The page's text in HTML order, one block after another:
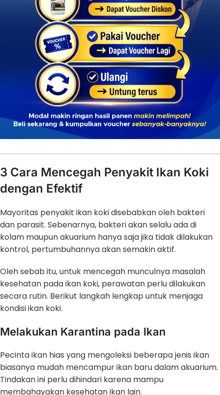
3 Cara Mencegah Penyakit Ikan Koki
dengan Efektif
Mayoritas penyakit ikan koki disebabkan oleh bakteri
dan parasit. Sebenarnya, bakteri akan selalu ada di
kolam maupun akuarium hanya saja jika tidak dilakukan
kontrol, pertumbuhannya akan semakin aktif.
Oleh sebab itu, untuk mencegah munculnya masalah
kesehatan pada ikan koki, perawatan perlu dilakukan
secara rutin. Berikut langkah lengkap untuk menjaga
kondisi ikan koki.
Melakukan Karantina pada Ikan
Pecinta ikan hias yang mengoleksi beberapa jenis ikan
biasanya mudah mencampur ikan baru dalam akuarium.
Tindakan ini perlu dihindari karena mampu
membahayakan kesehatan ikan lain.